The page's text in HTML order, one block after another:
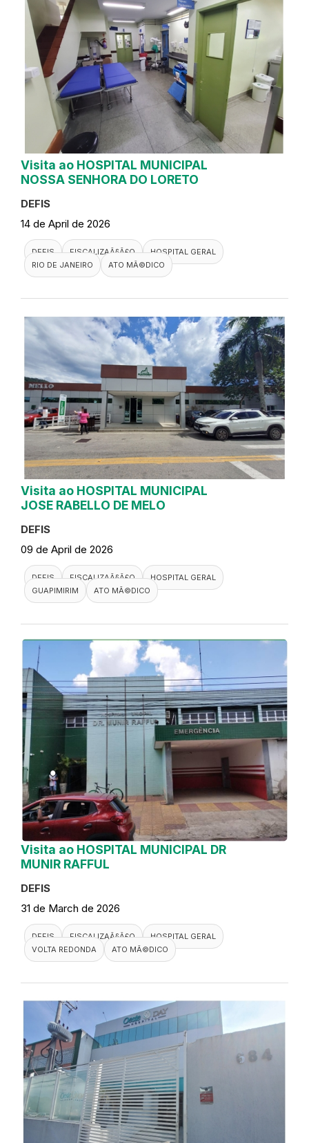
Visita ao HOSPITAL MUNICIPAL
NOSSA SENHORA DO LORETO
DEFIS
14 de April de 2026
DEFIS FISCALIZAÃ§Ã£O
HOSPITAL GERAL
RIO DE JANEIRO
ATO MÃ©DICO
Visita ao HOSPITAL MUNICIPAL
JOSE RABELLO DE MELO
DEFIS
09 de April de 2026
DEFIS FISCALIZAÃ§Ã£O
HOSPITAL GERAL
GUAPIMIRIM
ATO MÃ©DICO
Visita ao HOSPITAL MUNICIPAL DR
MUNIR RAFFUL
DEFIS
31 de March de 2026
DEFIS FISCALIZAÃ§Ã£O
HOSPITAL GERAL
VOLTA REDONDA
ATO MÃ©DICO